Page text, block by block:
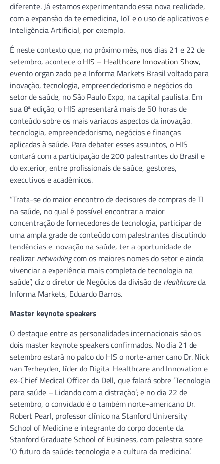
diferente. Já estamos experimentando essa nova realidade,
com a expansão da telemedicina, IoT e o uso de aplicativos e
Inteligência Artificial, por exemplo.
É neste contexto que, no próximo mês, nos dias 21 e 22 de
setembro, acontece o HIS – Healthcare Innovation Show,
evento organizado pela Informa Markets Brasil voltado para
inovação, tecnologia, empreendedorismo e negócios do
setor de saúde, no São Paulo Expo, na capital paulista. Em
sua 8ª edição, o HIS apresentará mais de 50 horas de
conteúdo sobre os mais variados aspectos da inovação,
tecnologia, empreendedorismo, negócios e finanças
aplicadas à saúde. Para debater esses assuntos, o HIS
contará com a participação de 200 palestrantes do Brasil e
do exterior, entre profissionais de saúde, gestores,
executivos e acadêmicos.
“Trata-se do maior encontro de decisores de compras de TI
na saúde, no qual é possível encontrar a maior
concentração de fornecedores de tecnologia, participar de
uma ampla grade de conteúdo com palestrantes discutindo
tendências e inovação na saúde, ter a oportunidade de
realizar networkingcom os maiores nomes do setor e ainda
vivenciar a experiência mais completa de tecnologia na
saúde”, diz o diretor de Negócios da divisão de Healthcareda
Informa Markets, Eduardo Barros.
Master keynote speakers
O destaque entre as personalidades internacionais são os
dois master keynote speakers confirmados. No dia 21 de
setembro estará no palco do HIS o norte-americano Dr. Nick
van Terheyden, líder do Digital Healthcare and Innovation e
ex-Chief Medical Officer da Dell, que falará sobre ‘Tecnologia
para saúde – Lidando com a distração’; e no dia 22 de
setembro, o convidado é o também norte-americano Dr.
Robert Pearl, professor clínico na Stanford University
School of Medicine e integrante do corpo docente da
Stanford Graduate School of Business, com palestra sobre
‘O futuro da saúde: tecnologia e a cultura da medicina’.